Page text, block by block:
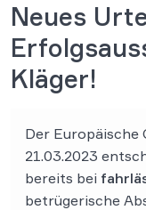
Neues
Kläger!
Der Europäische
21.03.2023
bereits bei
betrügerische